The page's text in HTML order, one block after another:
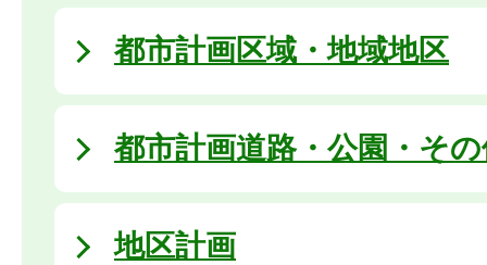
都市計画区域・地域地区
都市計画道路・公園・そ
地区計画